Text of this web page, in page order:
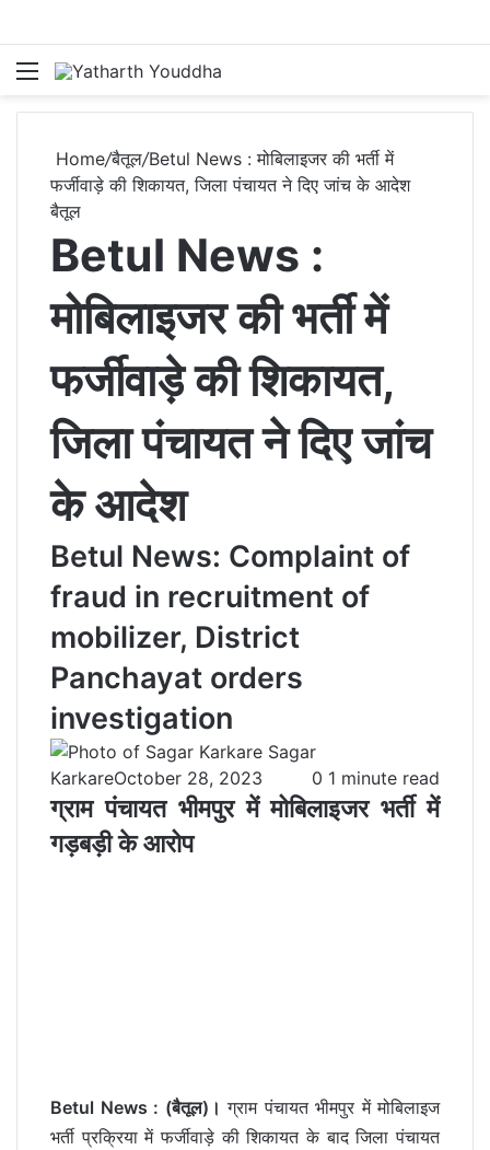
Menu
Home/बैतूल/Betul News : मोबिलाइजर की भर्ती में
फर्जीवाड़े की शिकायत, जिला पंचायत ने दिए जांच के आदेश
बैतूल
Betul News :
मोबिलाइजर की भर्ती में
फर्जीवाड़े की शिकायत,
जिला पंचायत ने दिए जांच
के आदेश
Betul News: Complaint of
fraud in recruitment of
mobilizer, District
Panchayat orders
investigation
Sagar
KarkareOctober 28, 2023 0 1 minute read
ग्राम पंचायत भीमपुर में मोबिलाइजर भर्ती में
गड़बड़ी के आरोप
Betul News : (बैतूल)। ग्राम पंचायत भीमपुर में मोबिलाइज
भर्ती प्रक्रिया में फर्जीवाड़े की शिकायत के बाद जिला पंचायत